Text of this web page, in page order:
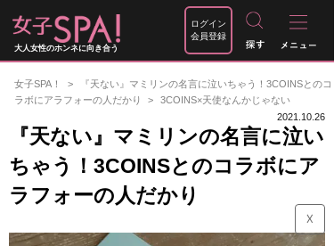
大人女性のホンネに向き合う
ログイン
会員登録
女子SPA！
『天ない』マミリンの名言に泣いちゃう！3COINSとのコ
ラボにアラフォーの人だかり
3COINS×天使なんかじゃない
2021.10.26
『天ない』マミリンの名言に泣い
ちゃう！3COINSとのコラボにア
ラフォーの人だかり
☓